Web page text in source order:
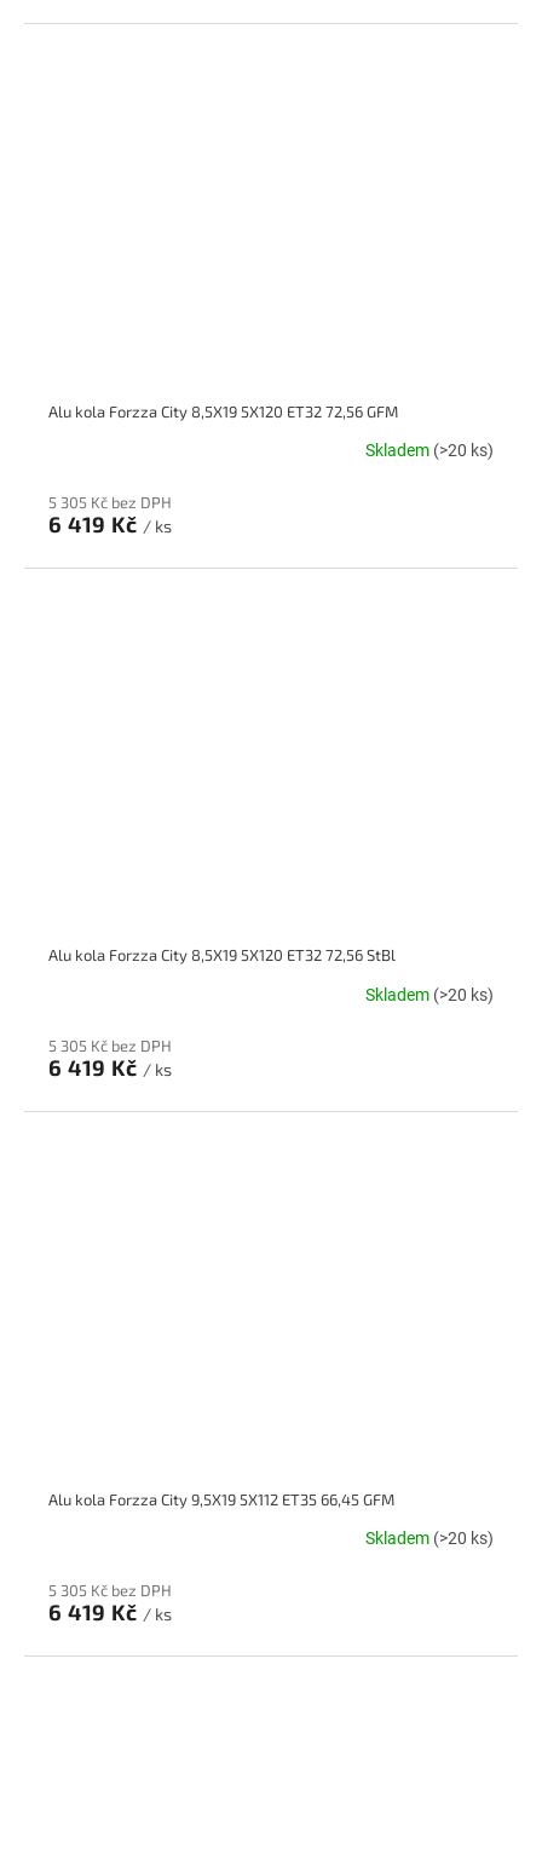
Alu kola Forzza City 8,5X19 5X120 ET32 72,56 GFM
Skladem (>20 ks)
5 305 Kč bez DPH
6 419 Kč / ks
Alu kola Forzza City 8,5X19 5X120 ET32 72,56 StBl
Skladem (>20 ks)
5 305 Kč bez DPH
6 419 Kč / ks
Alu kola Forzza City 9,5X19 5X112 ET35 66,45 GFM
Skladem (>20 ks)
5 305 Kč bez DPH
6 419 Kč / ks